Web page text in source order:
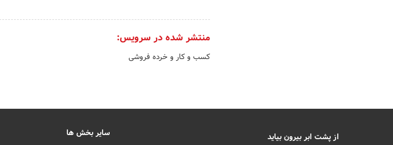
منتشر شده در سرویس:
کسب و کار و خرده فروشی
از پشت ابر بیرون بیاید سایر بخش ها